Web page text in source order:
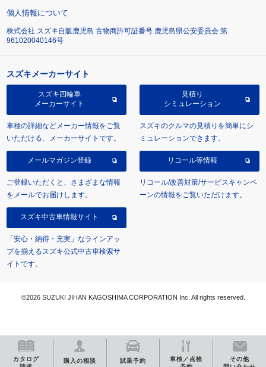
カタログ
購入の相談 試乗予約
車検／点検
その他
個人情報について
株式会社 スズキ自販鹿児島 古物商許可証番号 鹿児島県公安委員会 第
961020040146号
スズキメーカーサイト
スズキ四輪車
メーカーサイト
車種の詳細などメーカー情報をご覧
いただける、メーカーサイトです。
見積り
シミュレーション
スズキのクルマの見積りを簡単にシ
ミュレーションできます。
メールマガジン登録
ご登録いただくと、さまざまな情報
をメールでお届けします。
リコール等情報
リコール/改善対策/サービスキャンペ
ーンの情報をご覧いただけます。
スズキ中古車情報サイト
「安心・納得・充実」なラインアッ
プを揃えるスズキ公式中古車検索サ
イトです。
©2026 SUZUKI JIHAN KAGOSHIMA CORPORATION Inc. All rights reserved.